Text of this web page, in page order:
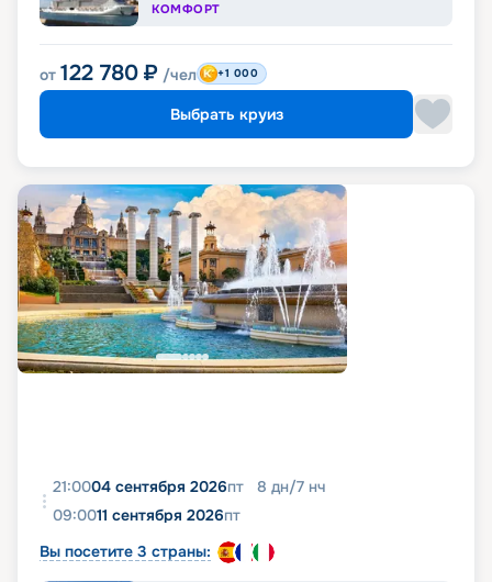
КОМФОРТ
от 122 780 ₽ /чел +1 000
Выбрать круиз
21:0004 сентября 2026пт 8 дн/7 нч
09:0011 сентября 2026пт
Вы посетите 3 страны: